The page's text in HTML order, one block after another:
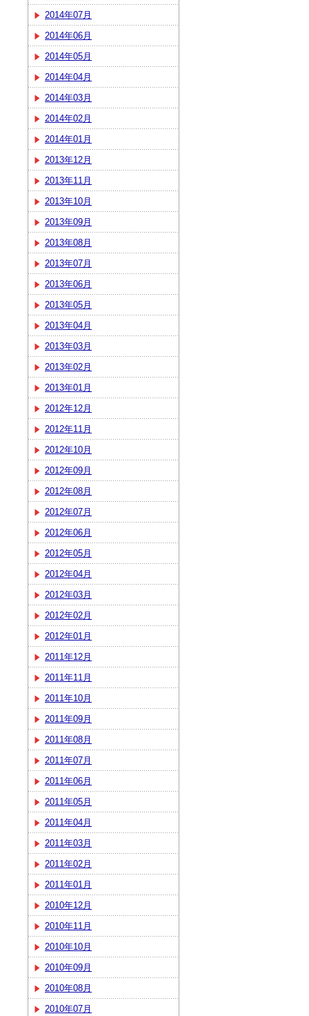
2014年07月
2014年06月
2014年05月
2014年04月
2014年03月
2014年02月
2014年01月
2013年12月
2013年11月
2013年10月
2013年09月
2013年08月
2013年07月
2013年06月
2013年05月
2013年04月
2013年03月
2013年02月
2013年01月
2012年12月
2012年11月
2012年10月
2012年09月
2012年08月
2012年07月
2012年06月
2012年05月
2012年04月
2012年03月
2012年02月
2012年01月
2011年12月
2011年11月
2011年10月
2011年09月
2011年08月
2011年07月
2011年06月
2011年05月
2011年04月
2011年03月
2011年02月
2011年01月
2010年12月
2010年11月
2010年10月
2010年09月
2010年08月
2010年07月